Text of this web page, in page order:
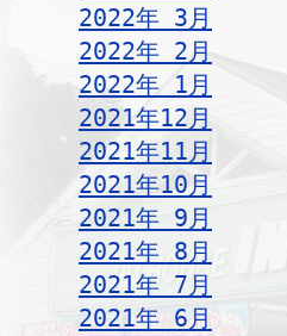
2022年 3月
2022年 2月
2022年 1月
2021年12月
2021年11月
2021年10月
2021年 9月
2021年 8月
2021年 7月
2021年 6月